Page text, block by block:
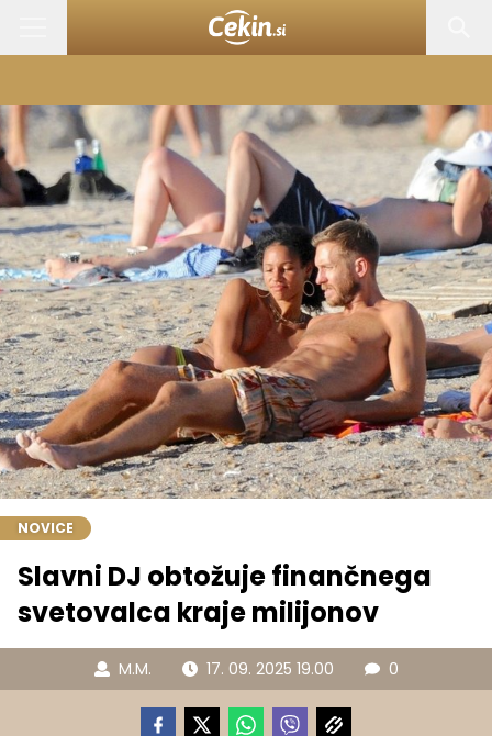
NOVICE
Slavni DJ obtožuje finančnega
svetovalca kraje milijonov
M.M. 17. 09. 2025 19.00 0